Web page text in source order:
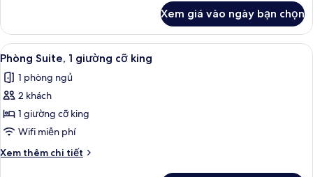
cho
xe
lăn
Phòng,
buồng
tắm
hợp
cho
lăn
Xem giá vào ngày bạn chọn
Xem
tất
cả
ảnh
Phòng
Suite,
1
giường
Phòng Suite, 1 giường cỡ king | Khu
5
Phòng Suite, 1 giường cỡ king
1 phòng ngủ
2 khách
1 giường cỡ king
Wifi miễn phí
Xem thêm chi tiết
Chi